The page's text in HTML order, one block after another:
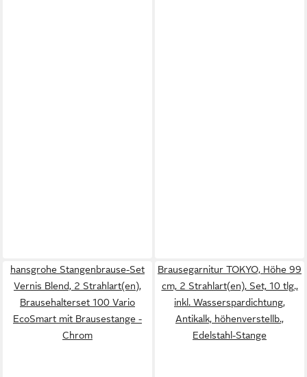
hansgrohe Stangenbrause-Set
Vernis Blend, 2 Strahlart(en),
Brausehalterset 100 Vario
EcoSmart mit Brausestange -
Chrom
Brausegarnitur TOKYO, Höhe 99
cm, 2 Strahlart(en), Set, 10 tlg.,
inkl. Wasserspardichtung,
Antikalk, höhenverstellb.,
Edelstahl-Stange